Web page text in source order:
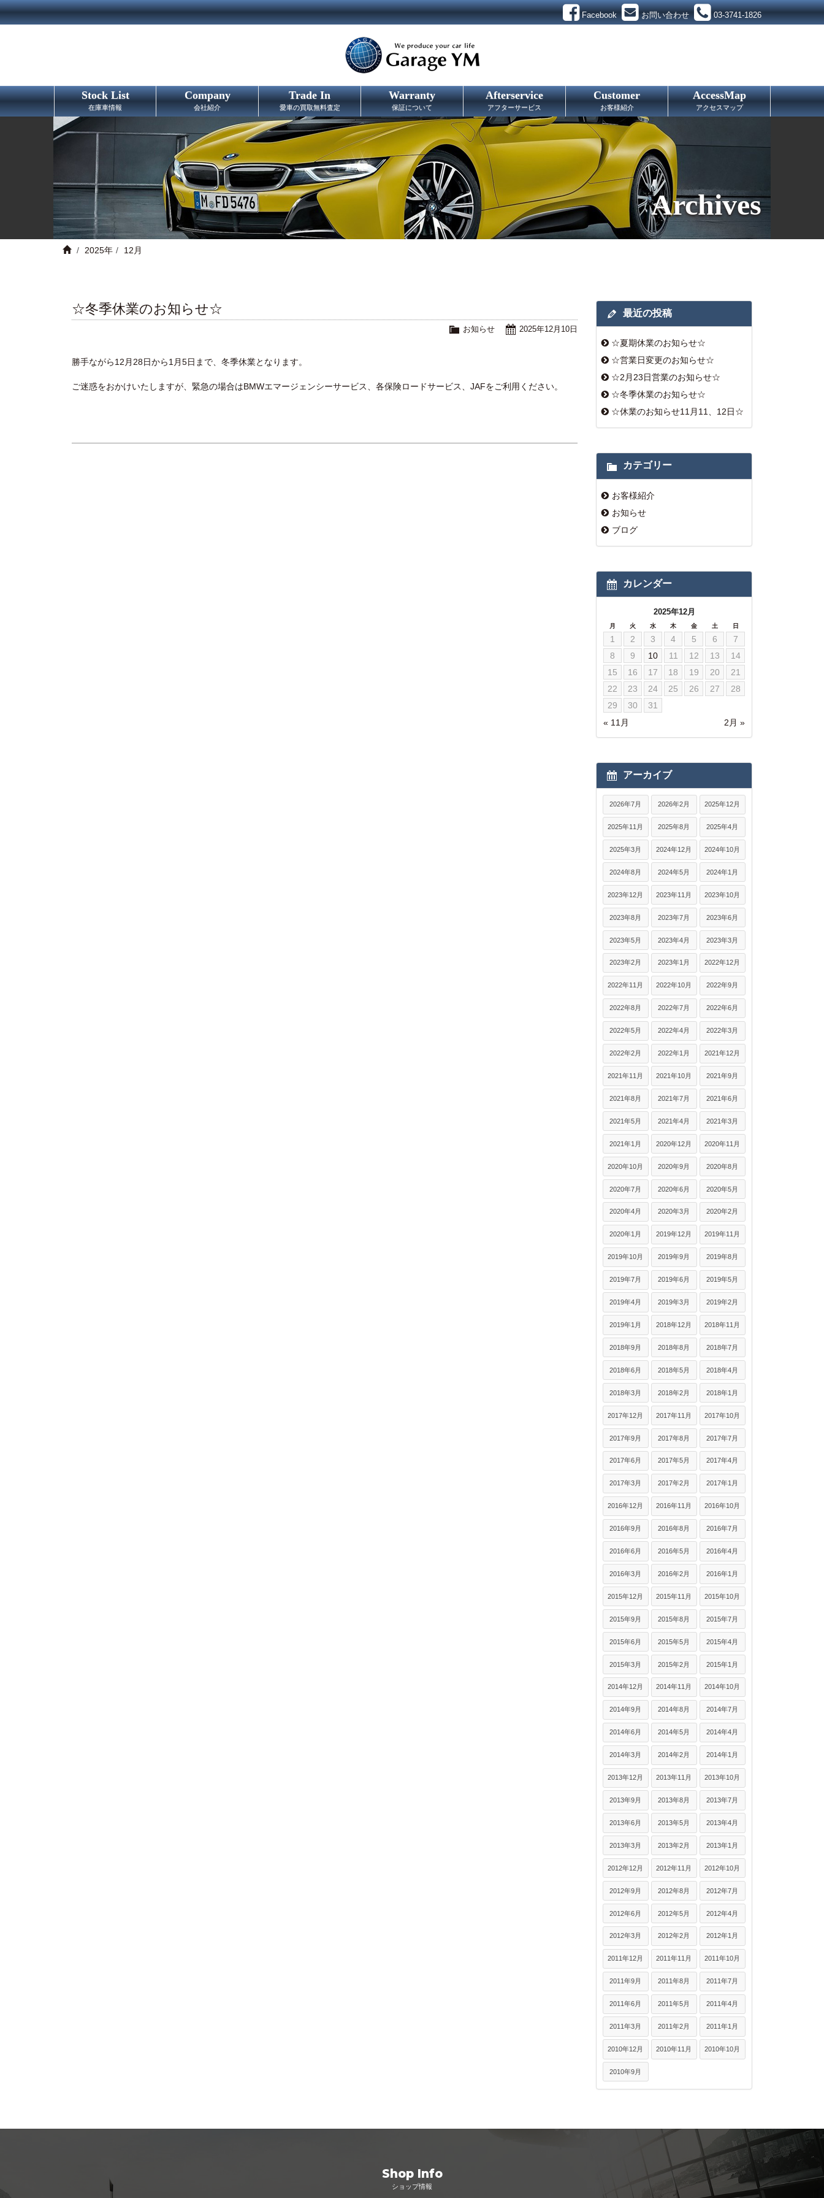
Facebook お問い合わせ 03-3741-1826
Stock List
在庫車情報
Company
会社紹介
Trade In
愛車の買取無料査定
Warranty
保証について
Afterservice
アフターサービス
Customer
お客様紹介
AccessMap
アクセスマップ
Archives
2025年 12月
☆冬季休業のお知らせ☆
2025年12月10日
お知らせ
勝手ながら12月28日から1月5日まで、冬季休業となります。
ご迷惑をおかけいたしますが、緊急の場合はBMWエマージェンシーサービス、各保険ロードサービス、JAFをご利用ください。
最近の投稿
☆夏期休業のお知らせ☆
☆営業日変更のお知らせ☆
☆2月23日営業のお知らせ☆
☆冬季休業のお知らせ☆
☆休業のお知らせ11月11、12日☆
カテゴリー
お客様紹介
お知らせ
ブログ
カレンダー
2025年12月
月 火 水 木 金 土 日
« 11月 2月 »
1 2 3 4 5 6
7
8
9 10 11 12 13
14
15
16 17 18 19 20
21
22
23 24 25 26 27
28
29
30 31
アーカイブ
2026年7月 2026年2月 2025年12月
2025年11月 2025年8月 2025年4月
2025年3月 2024年12月 2024年10月
2024年8月 2024年5月 2024年1月
2023年12月 2023年11月 2023年10月
2023年8月 2023年7月 2023年6月
2023年5月 2023年4月 2023年3月
2023年2月 2023年1月 2022年12月
2022年11月 2022年10月 2022年9月
2022年8月 2022年7月 2022年6月
2022年5月 2022年4月 2022年3月
2022年2月 2022年1月 2021年12月
2021年11月 2021年10月 2021年9月
2021年8月 2021年7月 2021年6月
2021年5月 2021年4月 2021年3月
2021年1月 2020年12月 2020年11月
2020年10月 2020年9月 2020年8月
2020年7月 2020年6月 2020年5月
2020年4月 2020年3月 2020年2月
2020年1月 2019年12月 2019年11月
2019年10月 2019年9月 2019年8月
2019年7月 2019年6月 2019年5月
2019年4月 2019年3月 2019年2月
2019年1月 2018年12月 2018年11月
2018年9月 2018年8月 2018年7月
2018年6月 2018年5月 2018年4月
2018年3月 2018年2月 2018年1月
2017年12月 2017年11月 2017年10月
2017年9月 2017年8月 2017年7月
2017年6月 2017年5月 2017年4月
2017年3月 2017年2月 2017年1月
2016年12月 2016年11月 2016年10月
2016年9月 2016年8月 2016年7月
2016年6月 2016年5月 2016年4月
2016年3月 2016年2月 2016年1月
2015年12月 2015年11月 2015年10月
2015年9月 2015年8月 2015年7月
2015年6月 2015年5月 2015年4月
2015年3月 2015年2月 2015年1月
2014年12月 2014年11月 2014年10月
2014年9月 2014年8月 2014年7月
2014年6月 2014年5月 2014年4月
2014年3月 2014年2月 2014年1月
2013年12月 2013年11月 2013年10月
2013年9月 2013年8月 2013年7月
2013年6月 2013年5月 2013年4月
2013年3月 2013年2月 2013年1月
2012年12月 2012年11月 2012年10月
2012年9月 2012年8月 2012年7月
2012年6月 2012年5月 2012年4月
2012年3月 2012年2月 2012年1月
2011年12月 2011年11月 2011年10月
2011年9月 2011年8月 2011年7月
2011年6月 2011年5月 2011年4月
2011年3月 2011年2月 2011年1月
2010年12月 2010年11月 2010年10月
2010年9月
Shop Info
ショップ情報